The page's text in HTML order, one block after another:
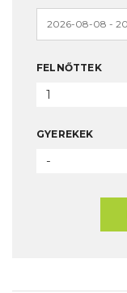
FELNŐTTEK
1
GYEREKEK
-